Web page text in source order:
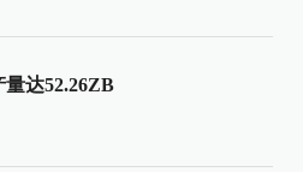
达52.26ZB